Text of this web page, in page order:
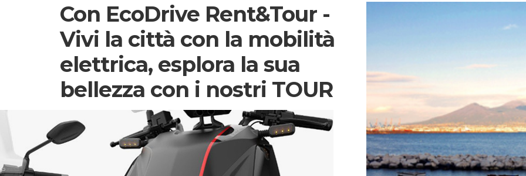
Con EcoDrive Rent&Tour -
Vivi la città con la mobilità
elettrica, esplora la sua
bellezza con i nostri TOUR